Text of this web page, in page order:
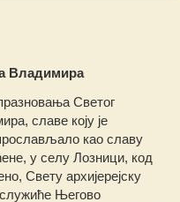
Владимира
Светог
славе коју је
као славу
у селу Лозници, код
Свету архијерејску
служиће Његово